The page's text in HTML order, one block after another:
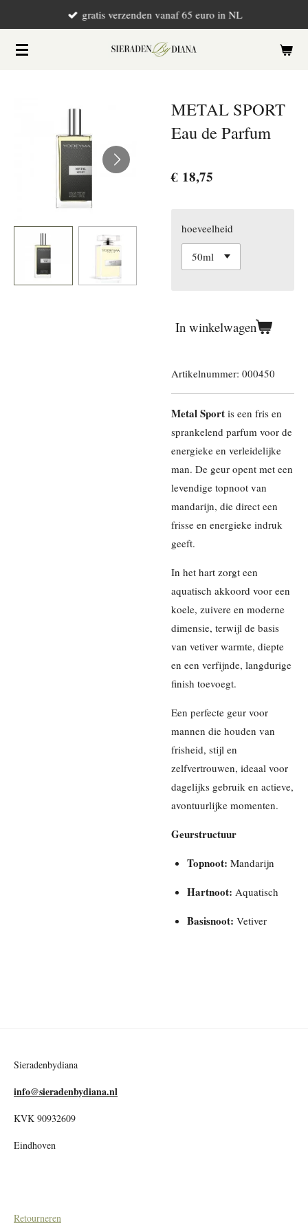
naar
gratis verzenden vanaf 65 euro in NL
METAL SPORT
Eau de Parfum
€ 18,75
hoeveelheid
In winkelwagen
Artikelnummer: 000450
Metal Sport is een fris en
sprankelend parfum voor de
energieke en verleidelijke
man. De geur opent met een
levendige topnoot van
mandarijn, die direct een
frisse en energieke indruk
geeft.
In het hart zorgt een
aquatisch akkoord voor een
koele, zuivere en moderne
dimensie, terwijl de basis
van vetiver warmte, diepte
en een verfijnde, langdurige
finish toevoegt.
Een perfecte geur voor
mannen die houden van
frisheid, stijl en
zelfvertrouwen, ideaal voor
dagelijks gebruik en actieve,
avontuurlijke momenten.
Geurstructuur
Topnoot: Mandarijn
Hartnoot: Aquatisch
Basisnoot: Vetiver
Sieradenbydiana
info@sieradenbydiana.nl
KVK 90932609
Eindhoven
Retourneren